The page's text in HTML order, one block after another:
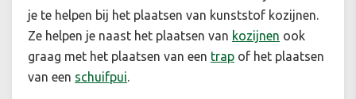
je te helpen bij het plaatsen van kunststof kozijnen.
Ze helpen je naast het plaatsen van kozijnen ook
graag met het plaatsen van een trap of het plaatsen
van een schuifpui.